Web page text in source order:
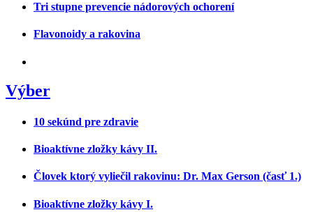
Tri stupne prevencie nádorových ochorení
Flavonoidy a rakovina
Výber
10 sekúnd pre zdravie
Bioaktívne zložky kávy II.
Človek ktorý vyliečil rakovinu: Dr. Max Gerson (časť 1.)
Bioaktívne zložky kávy I.